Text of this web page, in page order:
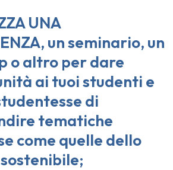
UNA
un seminario, un
o altro per dare
ai tuoi studenti e
di
tematiche
come quelle dello